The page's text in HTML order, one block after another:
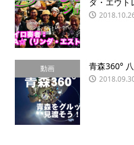
動画 青森360°